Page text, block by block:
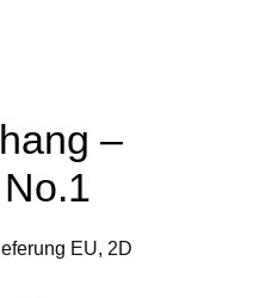
–
EU, 2D